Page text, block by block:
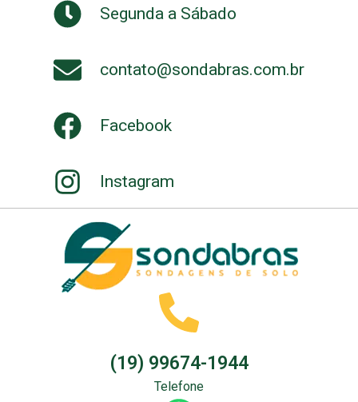
Segunda a Sábado
contato@sondabras.com.br
Facebook
Instagram
(19) 99674-1944
Telefone